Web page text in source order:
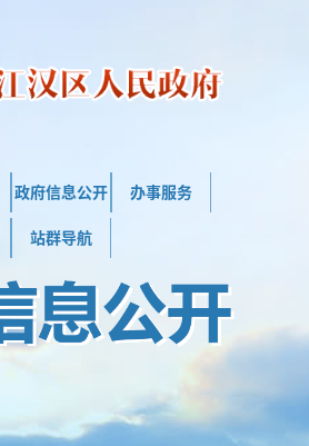
政府信息公开 办事服务
站群导航